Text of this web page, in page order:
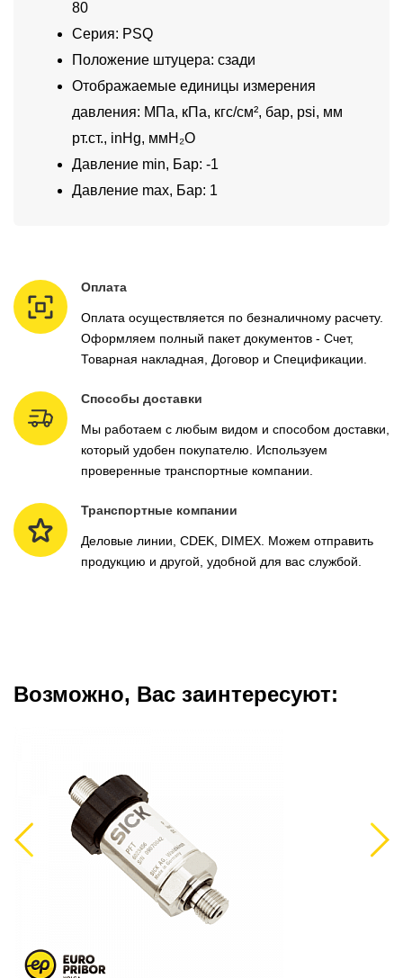
80
Серия: PSQ
Положение штуцера: сзади
Отображаемые единицы измерения
давления: МПа, кПа, кгс/см², бар, psi, мм
рт.ст., inHg, ммH₂O
Давление min, Бар: -1
Давление max, Бар: 1
Оплата
Оплата осуществляется по безналичному расчету.
Оформляем полный пакет документов - Счет,
Товарная накладная, Договор и Спецификации.
Способы доставки
Мы работаем с любым видом и способом доставки,
который удобен покупателю. Используем
проверенные транспортные компании.
Транспортные компании
Деловые линии, CDEK, DIMEX. Можем отправить
продукцию и другой, удобной для вас службой.
Возможно, Вас заинтересуют:
Previous Next